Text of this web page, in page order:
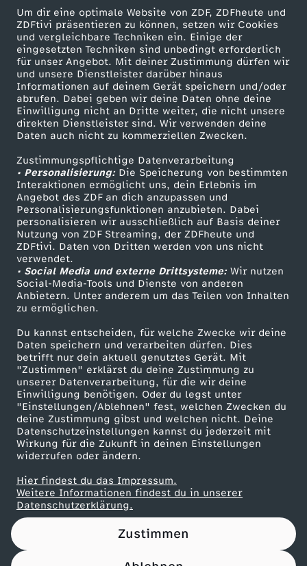
Um dir eine optimale Website von ZDF, ZDFheute und
ZDFtivi präsentieren zu können, setzen wir Cookies
und vergleichbare Techniken ein. Einige der
eingesetzten Techniken sind unbedingt erforderlich
für unser Angebot. Mit deiner Zustimmung dürfen wir
und unsere Dienstleister darüber hinaus
Informationen auf deinem Gerät speichern und/oder
abrufen. Dabei geben wir deine Daten ohne deine
Einwilligung nicht an Dritte weiter, die nicht unsere
direkten Dienstleister sind. Wir verwenden deine
Daten auch nicht zu kommerziellen Zwecken.
Zustimmungspflichtige Datenverarbeitung
• Personalisierung:Die Speicherung von bestimmten
Interaktionen ermöglicht uns, dein Erlebnis im
Angebot des ZDF an dich anzupassen und
Personalisierungsfunktionen anzubieten. Dabei
personalisieren wir ausschließlich auf Basis deiner
Nutzung von ZDF Streaming, der ZDFheute und
ZDFtivi. Daten von Dritten werden von uns nicht
verwendet.
• Social Media und externe Drittsysteme:Wir nutzen
Social-Media-Tools und Dienste von anderen
Anbietern. Unter anderem um das Teilen von Inhalten
zu ermöglichen.
Du kannst entscheiden, für welche Zwecke wir deine
Daten speichern und verarbeiten dürfen. Dies
betrifft nur dein aktuell genutztes Gerät. Mit
"Zustimmen" erklärst du deine Zustimmung zu
unserer Datenverarbeitung, für die wir deine
Einwilligung benötigen. Oder du legst unter
"Einstellungen/Ablehnen" fest, welchen Zwecken du
deine Zustimmung gibst und welchen nicht. Deine
Datenschutzeinstellungen kannst du jederzeit mit
Wirkung für die Zukunft in deinen Einstellungen
widerrufen oder ändern.
Hier findest du das Impressum.
Weitere Informationen findest du in unserer
Datenschutzerklärung.
Zustimmen
n
e
i
m
K
r
i
e
g
s
w
i
n
t
e
r
Mehr ZDF
ZDF-Apps
Smart TV
ZDFtext
Livestreams
Sendungen A-Z
TV-Programm
Service
ZDFmitreden
Kontakt zum ZDF
Tickets
Zuschauerservice
Hilfe
ZDF Unternehmen
Karriere
ZDF goes Schule
Werbefernsehen
Mainzelmännchen
Partner